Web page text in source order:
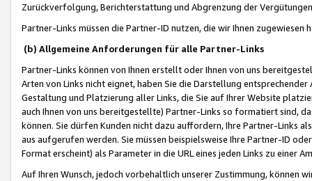
Zurückverfolgung, Berichterstattung und Abgrenzung der
Partner-Links müssen die Partner-ID nutzen, die wir Ihnen zugewiesen
(b) Allgemeine Anforderungen für alle Partner-Links
Partner-Links können von Ihnen erstellt oder Ihnen von uns
Arten von Links nicht eignet, haben Sie die Darstellung
Gestaltung und Platzierung aller Links, die Sie auf Ihrer Website
auch Ihnen von uns bereitgestellte) Partner-Links so formatiert sind,
können. Sie dürfen Kunden nicht dazu auffordern, Ihre Partner-Links
aus aufgerufen werden. Sie müssen beispielsweise Ihre Partner-ID
Format erscheint) als Parameter in die URL eines jeden Links zu einer
Auf Ihren Wunsch, jedoch vorbehaltlich unserer Zustimmung, können